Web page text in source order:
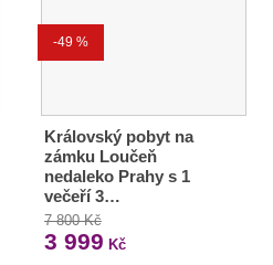
-49 %
Královský pobyt na
zámku Loučeň
nedaleko Prahy s 1
večeří 3…
7 800 Kč
3 999 Kč